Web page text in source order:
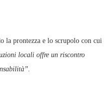
la prontezza e lo scrupolo con cui
locali offre un riscontro